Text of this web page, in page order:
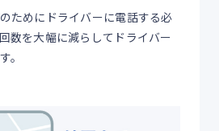
ためにドライバーに電話する必
数を大幅に減らしてドライバー
。